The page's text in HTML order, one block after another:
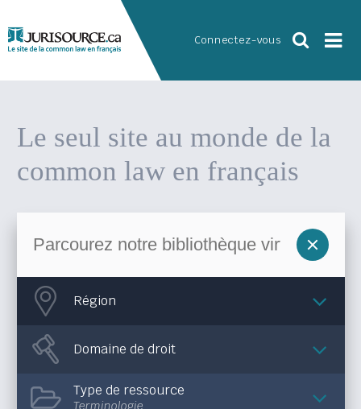
Connectez-vous
Le seul site au monde de la
common law en français
Région
Domaine de droit
Type de ressource
Terminologie